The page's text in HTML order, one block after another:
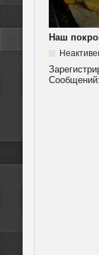
Наш
Сообщений: